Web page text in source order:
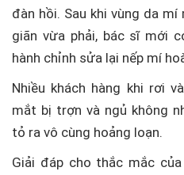
đàn hồi. Sau khi vùng da
giãn vừa phải, bác sĩ mới
hành chỉnh sửa lại nếp mí
Nhiều khách hàng khi rơi
mắt bị trợn và ngủ không
tỏ ra vô cùng hoảng loạn.
Giải đáp cho thắc mắc